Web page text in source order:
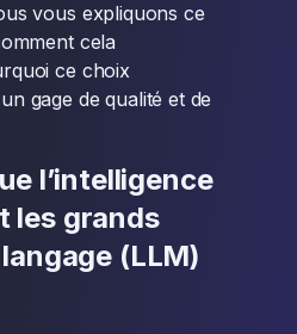
vous expliquons ce
cela
ce choix
gage de qualité et de
l’intelligence
les grands
(LLM)